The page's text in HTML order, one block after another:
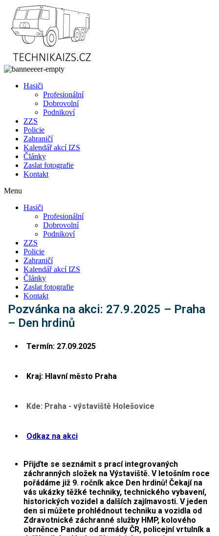
Přejít
obsahu
Hasiči
Profesionální
Dobrovolní
Podnikoví
ZZS
Policie
Zahraničí
Kalendář akcí IZS
Články
Zaslat fotografie
Kontakt
Menu
Hasiči
Profesionální
Dobrovolní
Podnikoví
ZZS
Policie
Zahraničí
Kalendář akcí IZS
Články
Zaslat fotografie
Kontakt
Pozvánka na akci: 27.9.2025 – Praha
– Den hrdinů
Termín: 27.09.2025
Kraj: Hlavní město Praha
Kde: Praha - výstaviště Holešovice
Odkaz na akci
Přijďte se seznámit s prací integrovaných
záchranných složek na Výstaviště. V letošním roce
pořádáme již 9. ročník akce Den hrdinů! Čekají na
vás ukázky těžké techniky, technického vybavení,
historických vozidel a dalších zajímavosti. V jeden
den si můžete prohlédnout techniku a vozidla od
Zdravotnické záchranné služby HMP, kolového
obrněnce Pandur od armády ČR, policejní vrtulník a